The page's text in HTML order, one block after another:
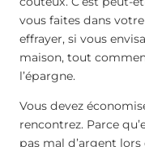
vous faites dans
effrayer, si vous
maison, tout
l’épargne.
Vous devez
rencontrez. Parce
pas mal d’argent lors